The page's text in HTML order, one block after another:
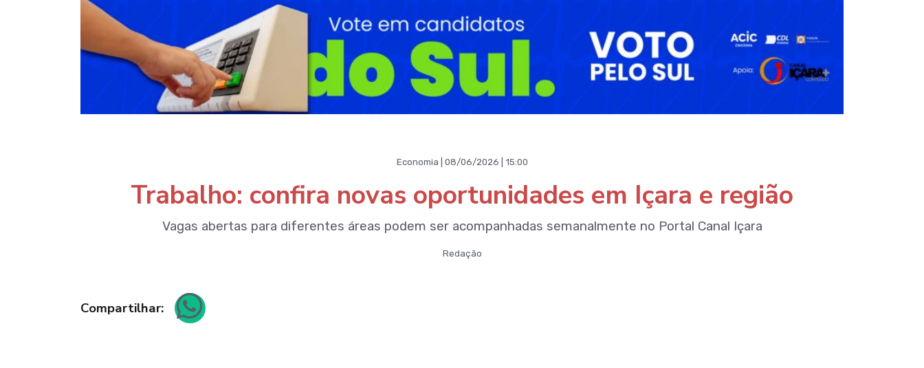
Economia | 08/06/2026 | 15:00
Trabalho: confira novas oportunidades em Içara e região
Vagas abertas para diferentes áreas podem ser acompanhadas semanalmente no Portal Canal Içara
Redação
Compartilhar: